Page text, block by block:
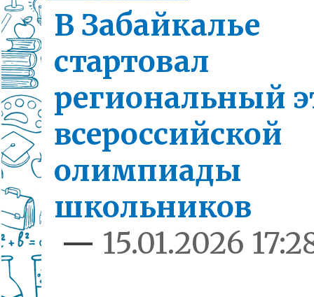
В Забайкалье
стартовал
региональный
всероссийской
олимпиады
школьников
— 15.01.2026